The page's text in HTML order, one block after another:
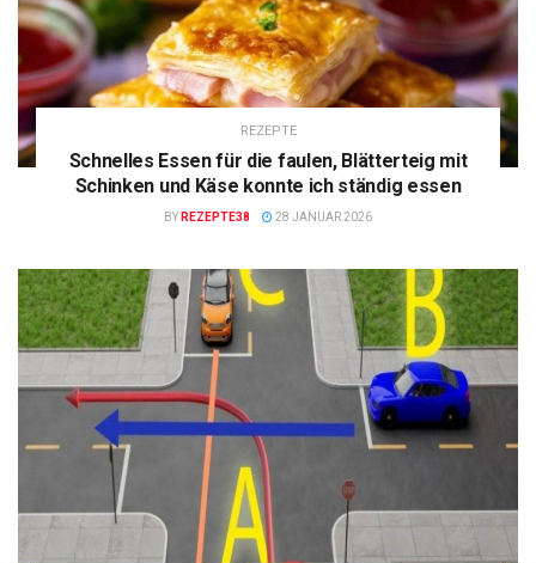
REZEPTE
Schnelles Essen für die faulen, Blätterteig mit
Schinken und Käse konnte ich ständig essen
BY REZEPTE38 28 JANUAR 2026